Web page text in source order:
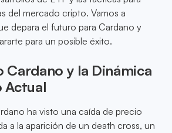
del mercado cripto. Vamos a
depara el futuro para Cardano y
para un posible éxito.
Cardano y la Dinámica
Actual
ha visto una caída de precio
a la aparición de un death cross, un